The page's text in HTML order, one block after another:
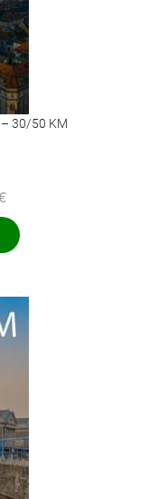
– 30/50 KM